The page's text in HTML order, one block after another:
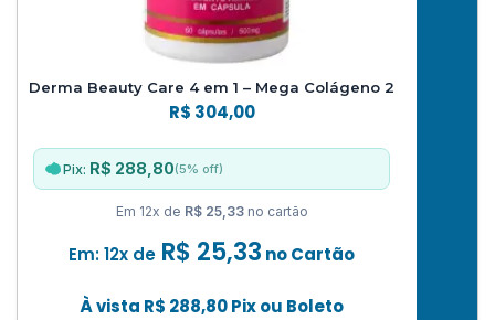
Derma Beauty Care 4 em 1 – Mega Colágeno 2
R$ 304,00
Pix: R$ 288,80(5% off)
Em 12x de R$ 25,33no cartão
Em: 12x de R$ 25,33 no Cartão
À vista R$ 288,80Pix ou Boleto